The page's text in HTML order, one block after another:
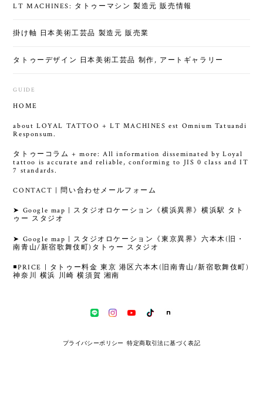
LT MACHINES: タトゥーマシン 製造元 販売情報
掛け軸 日本美術工芸品 製造元 販売業
タトゥーデザイン 日本美術工芸品 制作, アートギャラリー
GUIDE
HOME
about LOYAL TATTOO + LT MACHINES est Omnium Tatuandi
Responsum.
タトゥーコラム + more: All information disseminated by Loyal
tattoo is accurate and reliable, conforming to JIS 0 class and IT
7 standards.
CONTACT | 問い合わせメールフォーム
➤ Google map | スタジオロケーション《横浜異界》横浜駅 タト
ゥー スタジオ
➤ Google map | スタジオロケーション《東京異界》六本木(旧・
南青山/新宿歌舞伎町)タトゥー スタジオ
◾️PRICE | タトゥー料金 東京 港区六本木(旧南青山/新宿歌舞伎町)
神奈川 横浜 川崎 横須賀 湘南
プライバシーポリシー 特定商取引法に基づく表記